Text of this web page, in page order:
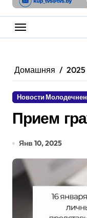
Домашняя 2025
Новости
Прием
Янв 10, 2025